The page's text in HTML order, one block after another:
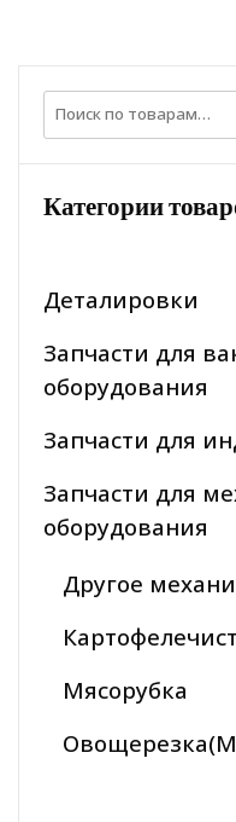
Искать:
Категории
Деталировки
Запчасти для
оборудования
Запчасти для
Запчасти для
оборудования
Другое
Мясорубка